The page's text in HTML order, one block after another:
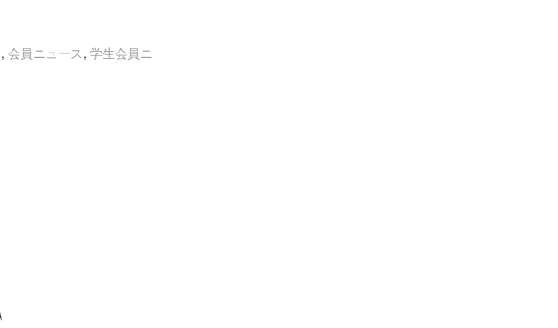
, 会員ニュース, 学生会員ニ